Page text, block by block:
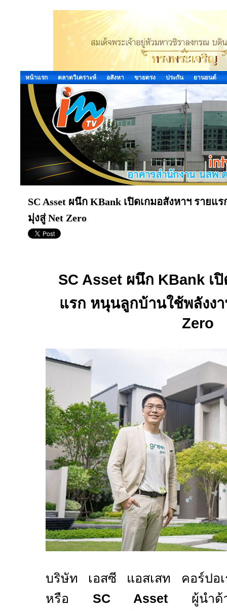
หน้าแรก ตลาดวิเคราะห์ อสังหา ขายตรง ประกัน ยานยนต์
SC Asset ผนึก KBank เปิดเกมอสังหาฯ ราย
มุ่งสู่ Net Zero
SC Asset ผนึก KBank เ
แรก หนุนลูกบ้านใช้พลังง
Zero
บริษัท เอสซี แอสเสท คอร์ปอ
หรือ
SC Asset
ผู้นำด้